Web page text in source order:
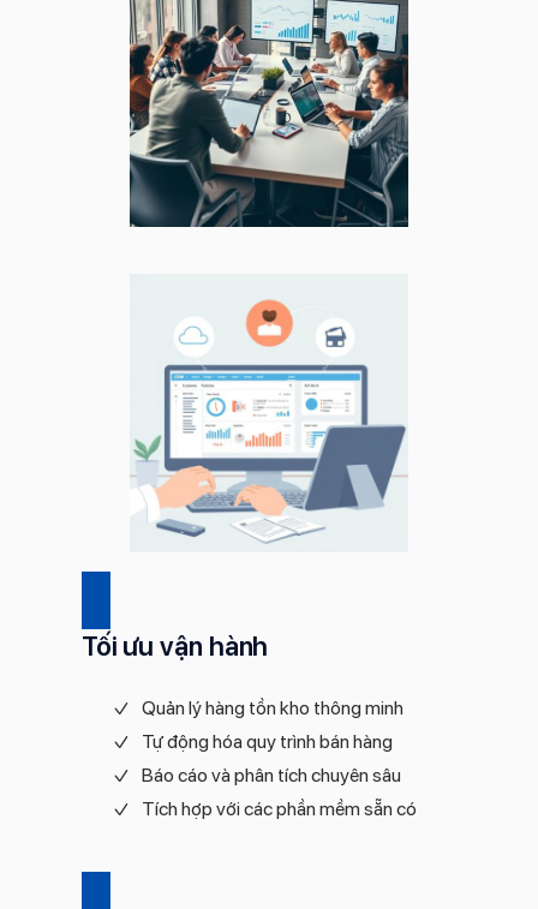
Tối ưu vận hành
Quản lý hàng tồn kho thông minh
Tự động hóa quy trình bán hàng
Báo cáo và phân tích chuyên sâu
Tích hợp với các phần mềm sẵn có